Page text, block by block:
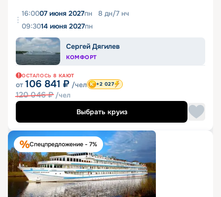
16:0007 июня 2027пн 8 дн/7 нч
09:3014 июня 2027пн
Сергей Дягилев
КОМФОРТ
ОСТАЛОСЬ 8 КАЮТ
от 106 841 ₽ /чел
120 046₽ /чел
+2 027
Выбрать круиз
Спецпредложение - 7%